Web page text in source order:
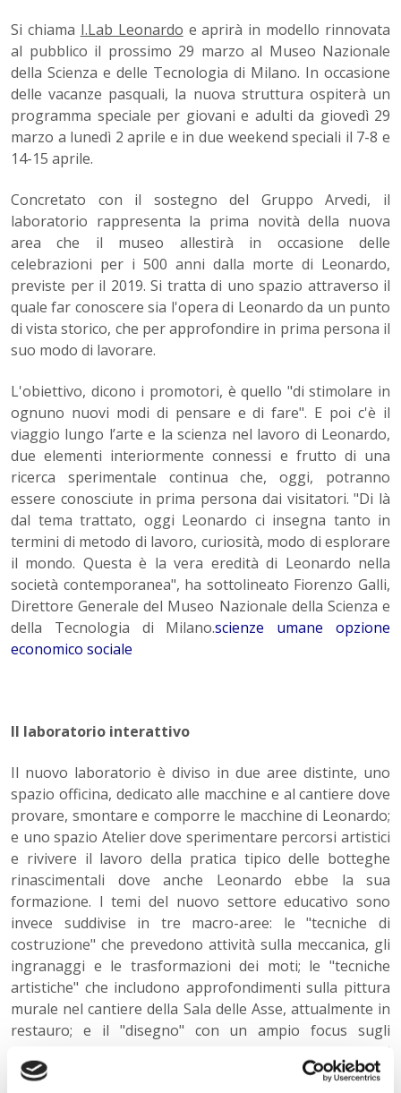
Si chiama I.Lab Leonardo e aprirà in modello rinnovata
al pubblico il prossimo 29 marzo al Museo Nazionale
della Scienza e delle Tecnologia di Milano. In occasione
delle vacanze pasquali, la nuova struttura ospiterà un
programma speciale per giovani e adulti da giovedì 29
marzo a lunedì 2 aprile e in due weekend speciali il 7-8 e
14-15 aprile.
Concretato con il sostegno del Gruppo Arvedi, il
laboratorio rappresenta la prima novità della nuova
area che il museo allestirà in occasione delle
celebrazioni per i 500 anni dalla morte di Leonardo,
previste per il 2019. Si tratta di uno spazio attraverso il
quale far conoscere sia l'opera di Leonardo da un punto
di vista storico, che per approfondire in prima persona il
suo modo di lavorare.
L'obiettivo, dicono i promotori, è quello "di stimolare in
ognuno nuovi modi di pensare e di fare". E poi c'è il
viaggio lungo l’arte e la scienza nel lavoro di Leonardo,
due elementi interiormente connessi e frutto di una
ricerca sperimentale continua che, oggi, potranno
essere conosciute in prima persona dai visitatori. "Di là
dal tema trattato, oggi Leonardo ci insegna tanto in
termini di metodo di lavoro, curiosità, modo di esplorare
il mondo. Questa è la vera eredità di Leonardo nella
società contemporanea", ha sottolineato Fiorenzo Galli,
Direttore Generale del Museo Nazionale della Scienza e
della Tecnologia di Milano.scienze umane opzione
economico sociale
Il laboratorio interattivo
Il nuovo laboratorio è diviso in due aree distinte, uno
spazio officina, dedicato alle macchine e al cantiere dove
provare, smontare e comporre le macchine di Leonardo;
e uno spazio Atelier dove sperimentare percorsi artistici
e rivivere il lavoro della pratica tipico delle botteghe
rinascimentali dove anche Leonardo ebbe la sua
formazione. I temi del nuovo settore educativo sono
invece suddivise in tre macro-aree: le "tecniche di
costruzione" che prevedono attività sulla meccanica, gli
ingranaggi e le trasformazioni dei moti; le "tecniche
artistiche" che includono approfondimenti sulla pittura
murale nel cantiere della Sala delle Asse, attualmente in
restauro; e il "disegno" con un ampio focus sugli
strumenti per la prospettiva. Tutte le attività del
laboratorio in programma si rivolgono alle scuole, alle